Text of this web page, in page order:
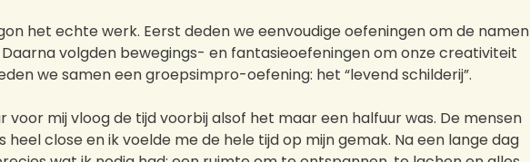
het echte werk. Eerst deden we eenvoudige oefeningen om de namen
volgden bewegings- en fantasieoefeningen om onze creativiteit
we samen een groepsimpro-oefening: het “levend schilderij”.
voor mij vloog de tijd voorbij alsof het maar een halfuur was. De mensen
heel close en ik voelde me de hele tijd op mijn gemak. Na een lange dag